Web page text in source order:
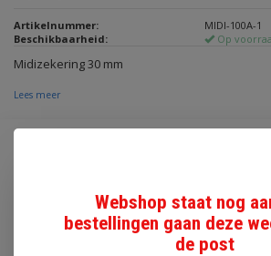
Artikelnummer:
MIDI-100A-1
Beschikbaarheid:
Op
Midizekering 30 mm
Lees meer
Toevoegen aan
Webshop staat nog
bestellingen gaan deze
de post